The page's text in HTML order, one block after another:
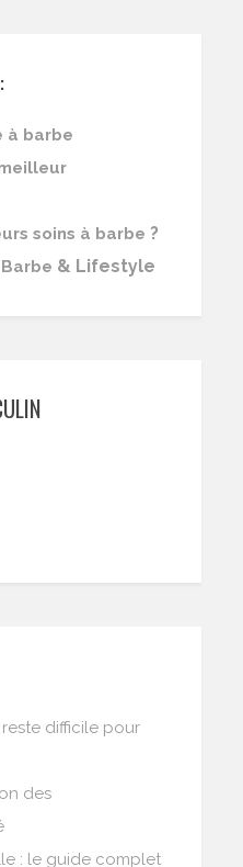
à barbe
soins à barbe ?
& Lifestyle
difficile pour
des
: le guide complet